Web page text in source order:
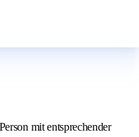
mit entsprechender